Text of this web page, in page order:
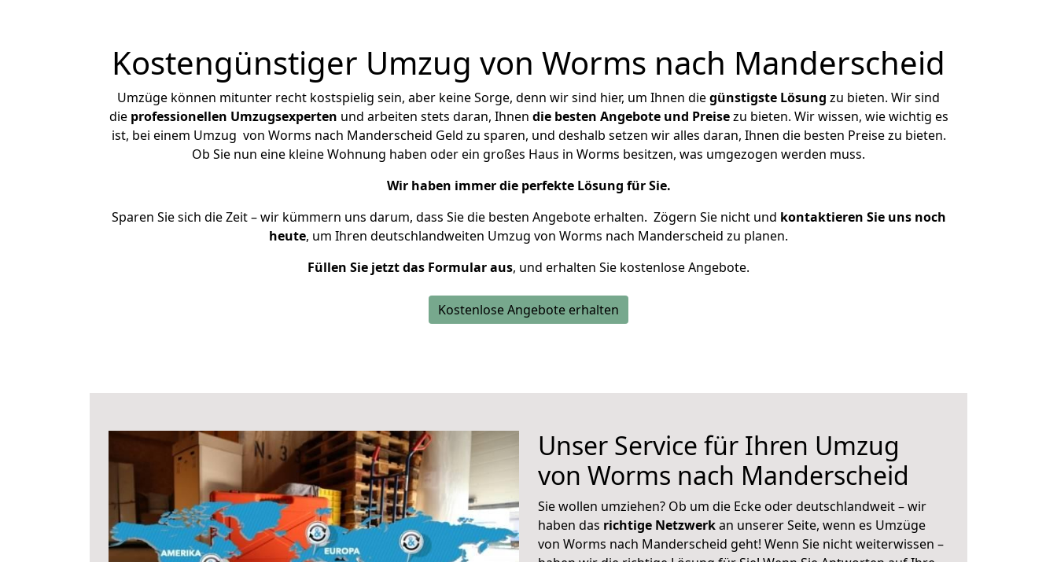
Kostengünstiger Umzug von Worms nach Manderscheid
Umzüge können mitunter recht kostspielig sein, aber keine Sorge, denn wir sind hier, um Ihnen diegünstigste Lösung zu bieten. Wir sind
die professionellen Umzugsexperten und arbeiten stets daran, Ihnen die besten Angebote und Preisezu bieten. Wir wissen, wie wichtig es
ist, bei einem Umzug von Worms nach Manderscheid Geld zu sparen, und deshalb setzen wir alles daran, Ihnen die besten Preise zu bieten.
Ob Sie nun eine kleine Wohnung haben oder ein großes Haus in Worms besitzen, was umgezogen werden muss.
Wir haben immer die perfekte Lösung für Sie.
Sparen Sie sich die Zeit – wir kümmern uns darum, dass Sie die besten Angebote erhalten. Zögern Sie nicht und kontaktieren Sie uns noch
heute, um Ihren deutschlandweiten Umzug von Worms nach Manderscheid zu planen.
Füllen Sie jetzt das Formular aus, und erhalten Sie kostenlose Angebote.
Kostenlose Angebote erhalten
Unser Service für Ihren Umzug
von Worms nach Manderscheid
Sie wollen umziehen? Ob um die Ecke oder deutschlandweit – wir
haben das richtige Netzwerkan unserer Seite, wenn es Umzüge
von Worms nach Manderscheid geht! Wenn Sie nicht weiterwissen –